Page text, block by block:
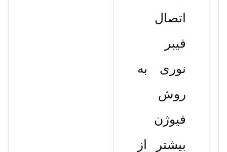
اتصال
فیبر
نوری به
روش
فیوژن
بیشتر از